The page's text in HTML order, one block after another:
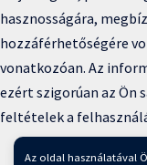
Az oldal használatával
hasznosságára,
hozzáférhetőségére
vonatkozóan. Az
ezért szigorúan az Ön
feltételek a